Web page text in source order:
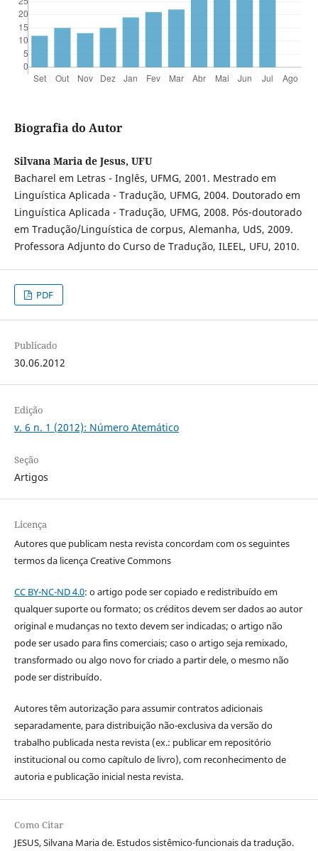
Biografia do Autor
Silvana Maria de Jesus, UFU
Bacharel em Letras - Inglês, UFMG, 2001. Mestrado em
Linguística Aplicada - Tradução, UFMG, 2004. Doutorado em
Linguística Aplicada - Tradução, UFMG, 2008. Pós-doutorado
em Tradução/Linguística de corpus, Alemanha, UdS, 2009.
Professora Adjunto do Curso de Tradução, ILEEL, UFU, 2010.
PDF
Publicado
30.06.2012
Edição
v. 6 n. 1 (2012): Número Atemático
Seção
Artigos
Licença
Autores que publicam nesta revista concordam com os seguintes
termos da licença Creative Commons
CC BY-NC-ND 4.0: o artigo pode ser copiado e redistribuído em
qualquer suporte ou formato; os créditos devem ser dados ao autor
original e mudanças no texto devem ser indicadas; o artigo não
pode ser usado para fins comerciais; caso o artigo seja remixado,
transformado ou algo novo for criado a partir dele, o mesmo não
pode ser distribuído.
Autores têm autorização para assumir contratos adicionais
separadamente, para distribuição não-exclusiva da versão do
trabalho publicada nesta revista (ex.: publicar em repositório
institucional ou como capítulo de livro), com reconhecimento de
autoria e publicação inicial nesta revista.
Como Citar
JESUS, Silvana Maria de. Estudos sistêmico-funcionais da tradução.